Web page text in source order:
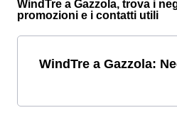
WindTre a Gazzola, trova i
promozioni e i contatti utili
WindTre a Gazzola: